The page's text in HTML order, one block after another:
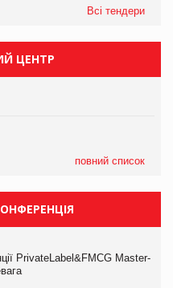
Всі тендери
ЦЕНТР
повний список
PrivateLabel&FMCG Master-